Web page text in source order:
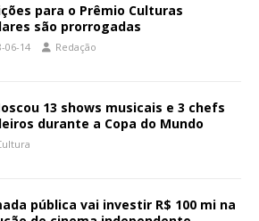
para o Prêmio Culturas
são prorrogadas
06-14 Redação
13 shows musicais e 3 chefs
durante a Copa do Mundo
pública vai investir R$ 100 mi na